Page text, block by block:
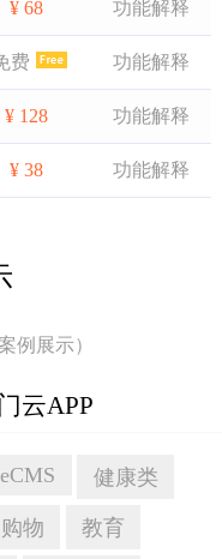
¥ 68 功能解释
费 功能解释
¥ 128 功能解释
¥ 38 功能解释
例展示）
云APP
健康类
购物 教育